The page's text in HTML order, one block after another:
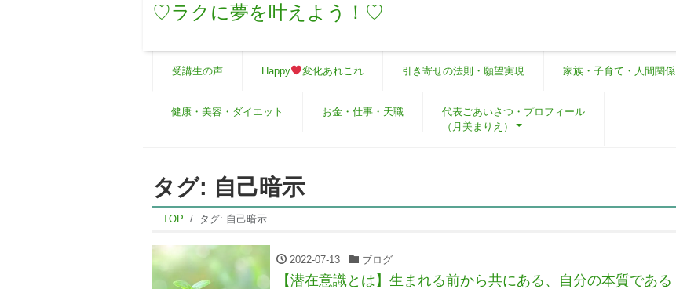
♡ラクに夢を叶えよう！♡
受講生の声 Happy 変化あれこれ 引き寄せの法則・願望実現 家族・子育て・人間関係
健康・美容・ダイエット お金・仕事・天職
代表ごあいさつ・プロフィール
（月美まりえ）
タグ: 自己暗示
TOP タグ: 自己暗示
2022-07-13 ブログ
【潜在意識とは】生まれる前から共にある、自分の本質である